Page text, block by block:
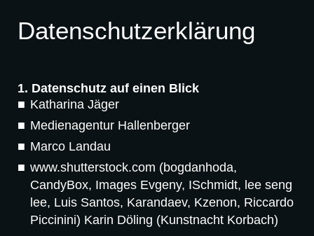
Veranstaltungen
Über uns
Jobs
Kontakt
ImpressumDatenschutzerklärungBarrierefreiheit
Datenschutzerklärung
1. Datenschutz auf einen Blick
Katharina Jäger
Medienagentur Hallenberger
Marco Landau
www.shutterstock.com (bogdanhoda,
CandyBox, Images Evgeny, ISchmidt, lee seng
lee, Luis Santos, Karandaev, Kzenon, Riccardo
Piccinini) Karin Döling (Kunstnacht Korbach)